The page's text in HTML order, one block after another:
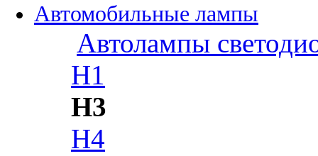
Автомобильные лампы
Автолампы
H1
H3
H4